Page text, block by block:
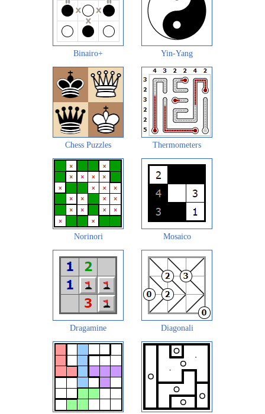
Binairo+ Yin-Yang
Chess Puzzles Thermometers
Norinori Mosaico
Dragamine Diagonali